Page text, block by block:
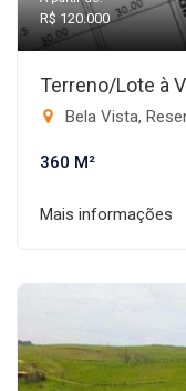
R$ 120.000
Terreno/Lote à
Bela Vista,
360 M²
Mais informações